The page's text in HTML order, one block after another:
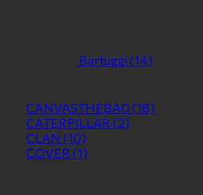
Bartuggi (14)
CANVASTHEBAG (18)
CATERPILLAR (2)
CLAN (10)
COVER (1)